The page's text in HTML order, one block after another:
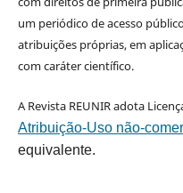
um periódico de acesso
atribuições próprias, em
com caráter científico.
A Revista REUNIR adota
Atribuição-Uso não-
equivalente.